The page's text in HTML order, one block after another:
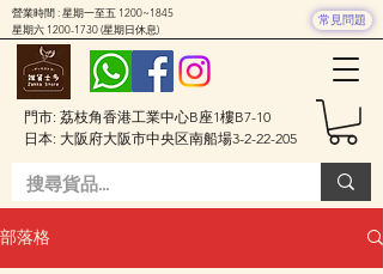
門市: 荔枝角香港工業中心B座1樓B7-10
日本: 大阪府大阪市中央区南船場3-2-22-205
營業時間 : 星期一至五 1200~1845
星期六 1200-1730(星期日休息)
常見問題
部落格